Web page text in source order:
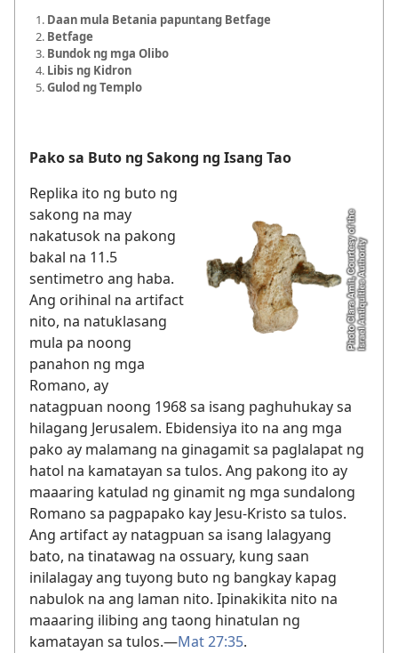
Daan mula Betania papuntang Betfage
Betfage
Bundok ng mga Olibo
Libis ng Kidron
Gulod ng Templo
Pako sa Buto ng Sakong ng Isang Tao
Replika ito ng buto ng
sakong na may
nakatusok na pakong
bakal na 11.5
sentimetro ang haba.
Ang orihinal na artifact
nito, na natuklasang
mula pa noong
panahon ng mga
Romano, ay
natagpuan noong 1968 sa isang paghuhukay sa
hilagang Jerusalem. Ebidensiya ito na ang mga
pako ay malamang na ginagamit sa paglalapat ng
hatol na kamatayan sa tulos. Ang pakong ito ay
maaaring katulad ng ginamit ng mga sundalong
Romano sa pagpapako kay Jesu-Kristo sa tulos.
Ang artifact ay natagpuan sa isang lalagyang
bato, na tinatawag na ossuary, kung saan
inilalagay ang tuyong buto ng bangkay kapag
nabulok na ang laman nito. Ipinakikita nito na
maaaring ilibing ang taong hinatulan ng
kamatayan sa tulos.—Mat 27:35.